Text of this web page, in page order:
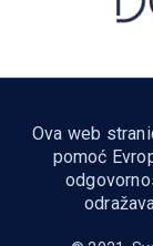
Ova web
pomoć